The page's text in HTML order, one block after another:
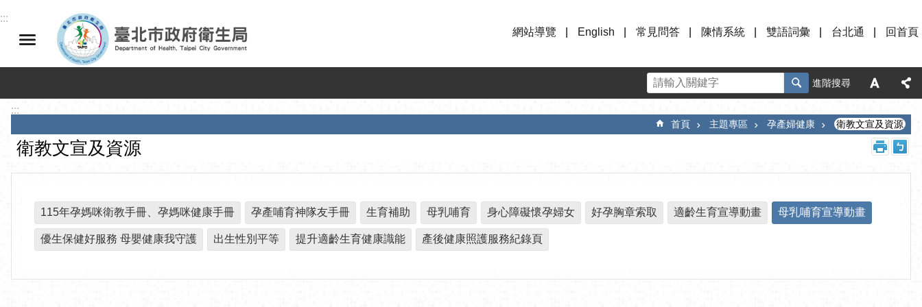
跳到主要內容區塊
:::
網站導覽
English 常見問答 陳情系統 雙語詞彙 台北通 回首頁
進階搜尋
:::
首頁 主題專區 孕產婦健康 衛教文宣及資源
衛教文宣及資源
115年孕媽咪衛教手冊、孕媽咪健康手冊 孕產哺育神隊友手冊 生育補助 母乳哺育 身心障礙懷孕婦女 好孕胸章索取 適齡生育宣導動畫 母乳哺育宣導動畫
優生保健好服務 母嬰健康我守護 出生性別平等 提升適齡生育健康識能 產後健康照護服務紀錄頁